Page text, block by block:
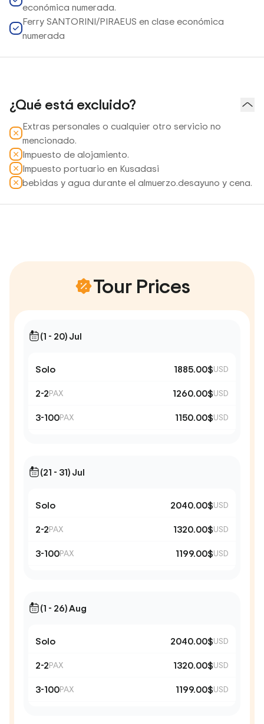
económica numerada.
Ferry SANTORINI/PIRAEUS en clase económica
numerada
¿Qué está excluido?
Extras personales o cualquier otro servicio no
mencionado.
Impuesto de alojamiento.
Impuesto portuario en Kusadasi
bebidas y agua durante el almuerzo.desayuno y cena.
Tour Prices
(1 - 20) Jul
Solo 1885.00$USD
2-2PAX 1260.00$USD
3-100PAX 1150.00$USD
(21 - 31) Jul
Solo 2040.00$USD
2-2PAX 1320.00$USD
3-100PAX 1199.00$USD
(1 - 26) Aug
Solo 2040.00$USD
2-2PAX 1320.00$USD
3-100PAX 1199.00$USD